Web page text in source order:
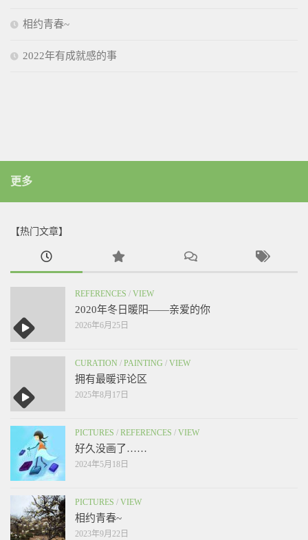
相约青春~
2022年有成就感的事
更多
【热门文章】
REFERENCES / VIEW
2020年冬日暖阳——亲爱的你
2026年6月25日
CURATION / PAINTING / VIEW
拥有最暖评论区
2025年8月17日
PICTURES / REFERENCES / VIEW
好久没画了……
2024年5月18日
PICTURES / VIEW
相约青春~
2023年9月22日